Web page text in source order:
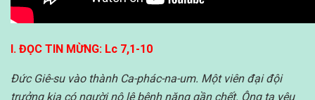
I. ĐỌC TIN MỪNG: Lc 7,1-10
Đức Giê-su vào thành Ca-phác-na-um. Một viên đại đội
trưởng kia có người nô lệ bệnh nặng gần chết. Ông ta yêu